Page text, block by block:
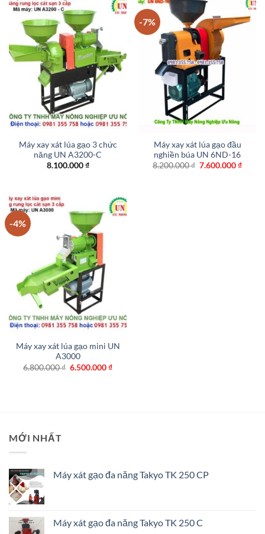
Máy xay xát lúa gạo 3 chức
năng UN A3200-C
8.100.000₫
-7%
Máy xay xát lúa gạo đầu
nghiền búa UN 6ND-16
8.200.000₫ Giá
7.600.000₫Giá
-4%
Máy xay xát lúa gạo mini UN
A3000
6.800.000₫ Giá
6.500.000₫Giá
MỚI NHẤT
Máy xát gạo đa năng Takyo TK 250 CP
Máy xát gạo đa năng Takyo TK 250 C